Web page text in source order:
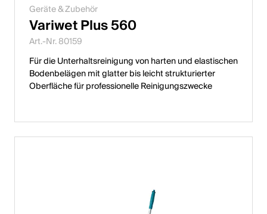
Geräte & Zubehör
Variwet Plus 560
Art.-Nr. 80159
Für die Unterhaltsreinigung von harten und elastischen
Bodenbelägen mit glatter bis leicht strukturierter
Oberfläche für professionelle Reinigungszwecke